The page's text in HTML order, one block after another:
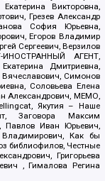
Викторовна,
Грезев Александр
София Юрьевна,
Егоров Владимир
Сергеевич, Верзилов
АГЕНТ,
Дмитриевна,
Симонов
Соловьева Елена
Александрович, МЕМО,
Якутия – Наше
Заговора Максим
Павлов Иван Юрьевич,
Владимирович, Как бы
библиофилов, Честные
Григорьева
, Гималова Регина